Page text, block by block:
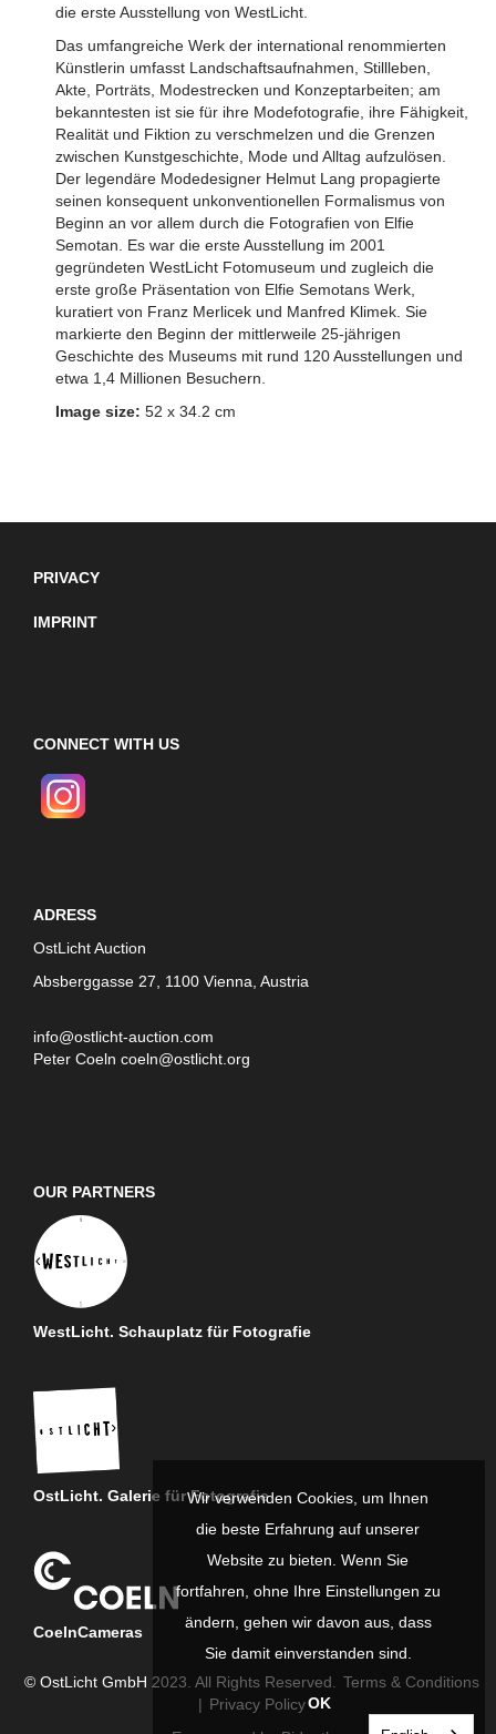
die erste Ausstellung von WestLicht.
Das umfangreiche Werk der international renommierten
Künstlerin umfasst Landschaftsaufnahmen, Stillleben,
Akte, Porträts, Modestrecken und Konzeptarbeiten; am
bekanntesten ist sie für ihre Modefotografie, ihre Fähigkeit,
Realität und Fiktion zu verschmelzen und die Grenzen
zwischen Kunstgeschichte, Mode und Alltag aufzulösen.
Der legendäre Modedesigner Helmut Lang propagierte
seinen konsequent unkonventionellen Formalismus von
Beginn an vor allem durch die Fotografien von Elfie
Semotan. Es war die erste Ausstellung im 2001
gegründeten WestLicht Fotomuseum und zugleich die
erste große Präsentation von Elfie Semotans Werk,
kuratiert von Franz Merlicek und Manfred Klimek. Sie
markierte den Beginn der mittlerweile 25-jährigen
Geschichte des Museums mit rund 120 Ausstellungen und
etwa 1,4 Millionen Besuchern.
Image size: 52 x 34.2 cm
PRIVACY
IMPRINT
CONNECT WITH US
ADRESS
OstLicht Auction
Absberggasse 27, 1100 Vienna, Austria
info@ostlicht-auction.com
Peter Coeln coeln@ostlicht.org
OUR PARTNERS
WestLicht. Schauplatz für Fotografie
OstLicht. Galerie für Fotografie
CoelnCameras
© OstLicht GmbH 2023. All Rights Reserved.
Terms & Conditions
| Privacy Policy
Wir verwenden Cookies, um Ihnen
die beste Erfahrung auf unserer
Website zu bieten. Wenn Sie
fortfahren, ohne Ihre Einstellungen zu
ändern, gehen wir davon aus, dass
Sie damit einverstanden sind.
OK